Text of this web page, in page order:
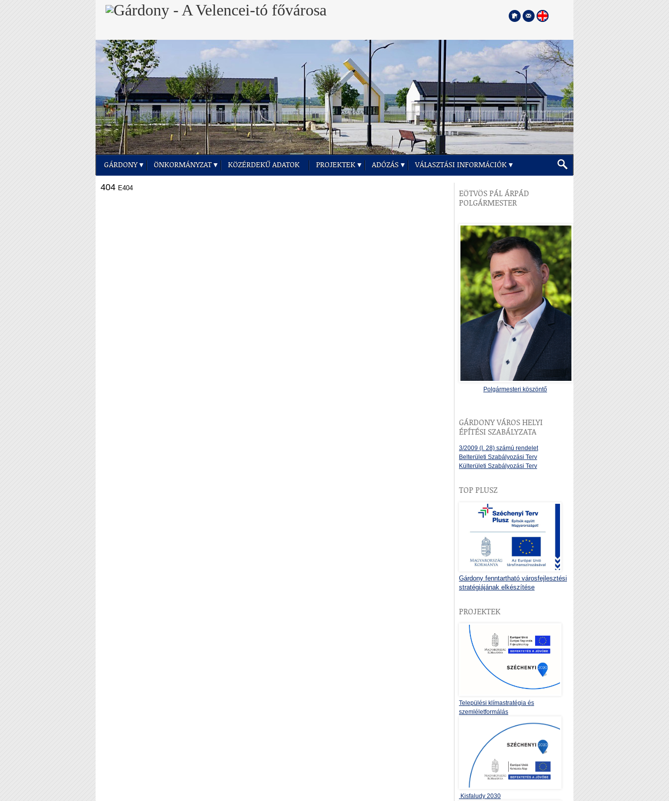
GÁRDONY ÖNKORMÁNYZAT KÖZÉRDEKŰ ADATOK PROJEKTEK ADÓZÁS VÁLASZTÁSI INFORMÁCIÓK
404 E404
EÖTVÖS PÁL ÁRPÁD
POLGÁRMESTER
Polgármesteri köszöntő
GÁRDONY VÁROS HELYI
ÉPÍTÉSI SZABÁLYZATA
3/2009 (I. 28) számú rendelet
Belterületi Szabályozási Terv
Külterületi Szabályozási Terv
TOP PLUSZ
Gárdony fenntartható városfejlesztési
stratégiájának elkészítése
PROJEKTEK
Települési klímastratégia és
szemléletformálás
Kisfaludy 2030